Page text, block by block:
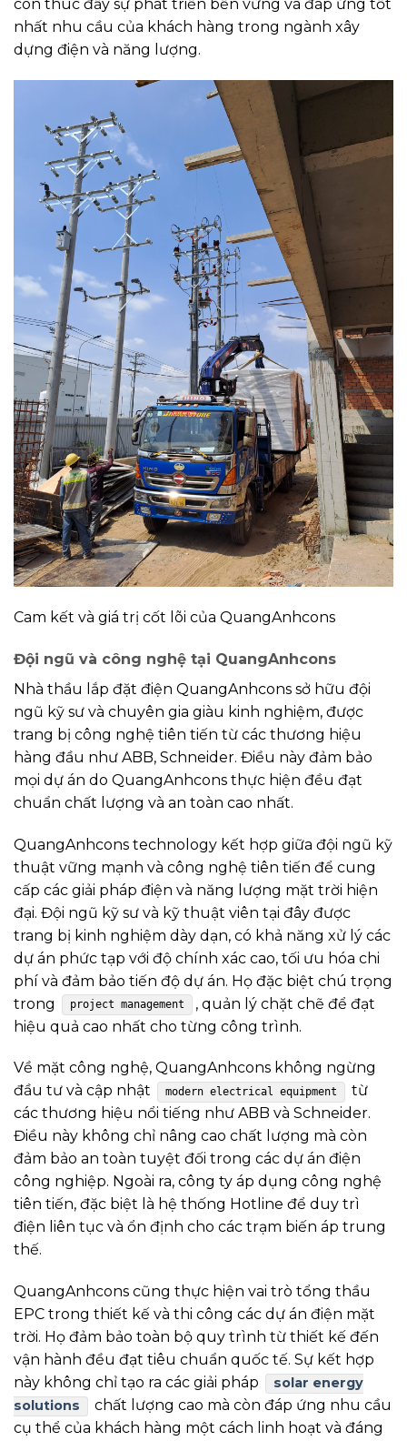
còn thúc đẩy sự phát triển bền vững và đáp ứng tốt
nhất nhu cầu của khách hàng trong ngành xây
dựng điện và năng lượng.
Cam kết và giá trị cốt lõi của QuangAnhcons
Đội ngũ và công nghệ tại QuangAnhcons
Nhà thầu lắp đặt điện QuangAnhcons sở hữu đội
ngũ kỹ sư và chuyên gia giàu kinh nghiệm, được
trang bị công nghệ tiên tiến từ các thương hiệu
hàng đầu như ABB, Schneider. Điều này đảm bảo
mọi dự án do QuangAnhcons thực hiện đều đạt
chuẩn chất lượng và an toàn cao nhất.
QuangAnhcons technology kết hợp giữa đội ngũ kỹ
thuật vững mạnh và công nghệ tiên tiến để cung
cấp các giải pháp điện và năng lượng mặt trời hiện
đại. Đội ngũ kỹ sư và kỹ thuật viên tại đây được
trang bị kinh nghiệm dày dạn, có khả năng xử lý các
dự án phức tạp với độ chính xác cao, tối ưu hóa chi
phí và đảm bảo tiến độ dự án. Họ đặc biệt chú trọng
trong
project management
, quản lý chặt chẽ để đạt
hiệu quả cao nhất cho từng công trình.
Về mặt công nghệ, QuangAnhcons không ngừng
đầu tư và cập nhật
modern electrical equipment
từ
các thương hiệu nổi tiếng như ABB và Schneider.
Điều này không chỉ nâng cao chất lượng mà còn
đảm bảo an toàn tuyệt đối trong các dự án điện
công nghiệp. Ngoài ra, công ty áp dụng công nghệ
tiên tiến, đặc biệt là hệ thống Hotline để duy trì
điện liên tục và ổn định cho các trạm biến áp trung
thế.
QuangAnhcons cũng thực hiện vai trò tổng thầu
EPC trong thiết kế và thi công các dự án điện mặt
trời. Họ đảm bảo toàn bộ quy trình từ thiết kế đến
vận hành đều đạt tiêu chuẩn quốc tế. Sự kết hợp
này không chỉ tạo ra các giải pháp
solar energy
solutions
chất lượng cao mà còn đáp ứng nhu cầu
cụ thể của khách hàng một cách linh hoạt và đáng